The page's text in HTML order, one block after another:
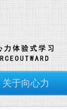
关于向心力